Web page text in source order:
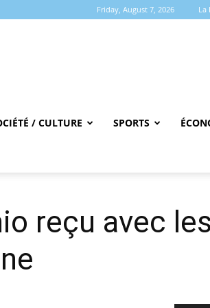
Friday, August 7, 2026 La
/ CULTURE SPORTS
reçu avec